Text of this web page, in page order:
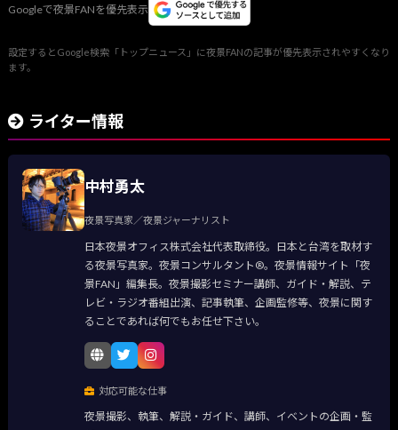
Googleで夜景FANを優先表示
設定するとGoogle検索「トップニュース」に夜景FANの記事が優先表示されやすくなり
ます。
ライター情報
中村勇太
夜景写真家／夜景ジャーナリスト
日本夜景オフィス株式会社代表取締役。日本と台湾を取材す
る夜景写真家。夜景コンサルタント®。夜景情報サイト「夜
景FAN」編集長。夜景撮影セミナー講師、ガイド・解説、テ
レビ・ラジオ番組出演、記事執筆、企画監修等、夜景に関す
ることであれば何でもお任せ下さい。
対応可能な仕事
夜景撮影、執筆、解説・ガイド、講師、イベントの企画・監